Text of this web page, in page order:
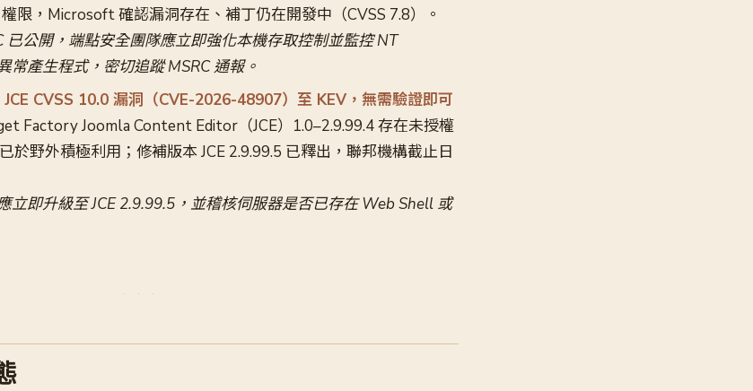
限，Microsoft 確認漏洞存在、補丁仍在開發中（CVSS 7.8）。
已公開，端點安全團隊應立即強化本機存取控制並監控 NT
常產生程式，密切追蹤 MSRC 通報。
CVSS 10.0 漏洞（CVE-2026-48907）至 KEV，無需驗證即可
Factory Joomla Content Editor（JCE）1.0–2.9.99.4 存在未授權
於野外積極利用；修補版本 JCE 2.9.99.5 已釋出，聯邦機構截止日
立即升級至 JCE 2.9.99.5，並稽核伺服器是否已存在 Web Shell 或